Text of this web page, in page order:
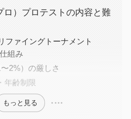
ロ）プロテストの内容と難
ファイングトーナメント
組み
2%）の厳しさ
年齢制限
もっと見る